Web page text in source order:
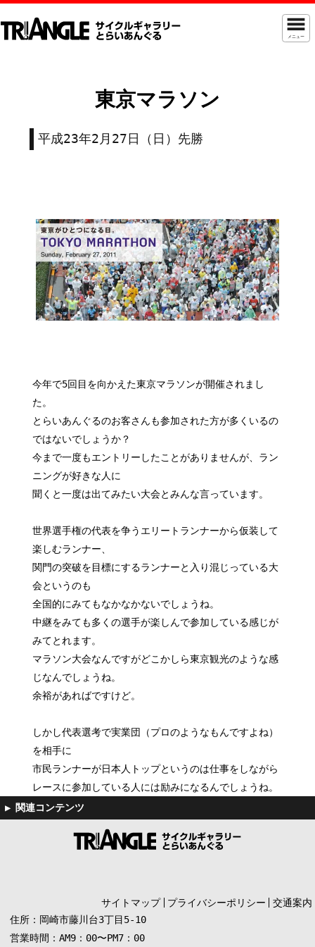
メニュー
東京マラソン
平成23年2月27日（日）先勝
今年で5回目を向かえた東京マラソンが開催されまし
た。
とらいあんぐるのお客さんも参加された方が多くいるの
ではないでしょうか？
今まで一度もエントリーしたことがありませんが、ラン
ニングが好きな人に
聞くと一度は出てみたい大会とみんな言っています。
世界選手権の代表を争うエリートランナーから仮装して
楽しむランナー、
関門の突破を目標にするランナーと入り混じっている大
会というのも
全国的にみてもなかなかないでしょうね。
中継をみても多くの選手が楽しんで参加している感じが
みてとれます。
マラソン大会なんですがどこかしら東京観光のような感
じなんでしょうね。
余裕があればですけど。
しかし代表選考で実業団（プロのようなもんですよね）
を相手に
市民ランナーが日本人トップというのは仕事をしながら
レースに参加している人には励みになるんでしょうね。
サイトマップ プライバシーポリシー
交通案内
住所：岡崎市藤川台3丁目5-10
営業時間：AM9：00〜PM7：00